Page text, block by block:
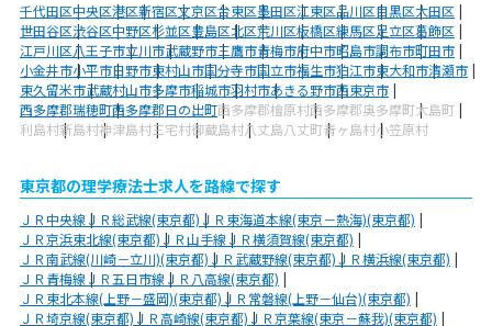
千代田区中央区港区新宿区文京区台東区墨田区江東区品川区目黒区大田区
世田谷区渋谷区中野区杉並区豊島区北区荒川区板橋区練馬区足立区葛飾区
江戸川区八王子市立川市武蔵野市三鷹市青梅市府中市昭島市調布市町田市
小金井市小平市日野市東村山市国分寺市国立市福生市狛江市東大和市清瀬市
東久留米市武蔵村山市多摩市稲城市羽村市あきる野市西東京市
西多摩郡瑞穂町西多摩郡日の出町西多摩郡檜原村西多摩郡奥多摩町大島町
利島村新島村神津島村三宅村御蔵島村八丈島八丈町青ヶ島村小笠原村
東京都の理学療法士求人を路線で探す
ＪＲ中央線ＪＲ総武線(東京都)ＪＲ東海道本線(東京－熱海)(東京都)
ＪＲ京浜東北線(東京都)ＪＲ山手線ＪＲ横須賀線(東京都)
ＪＲ南武線(川崎－立川)(東京都)ＪＲ武蔵野線(東京都)ＪＲ横浜線(東京都)
ＪＲ青梅線ＪＲ五日市線ＪＲ八高線(東京都)
ＪＲ東北本線(上野－盛岡)(東京都)ＪＲ常磐線(上野－仙台)(東京都)
ＪＲ埼京線(東京都)ＪＲ高崎線(東京都)ＪＲ京葉線(東京－蘇我)(東京都)